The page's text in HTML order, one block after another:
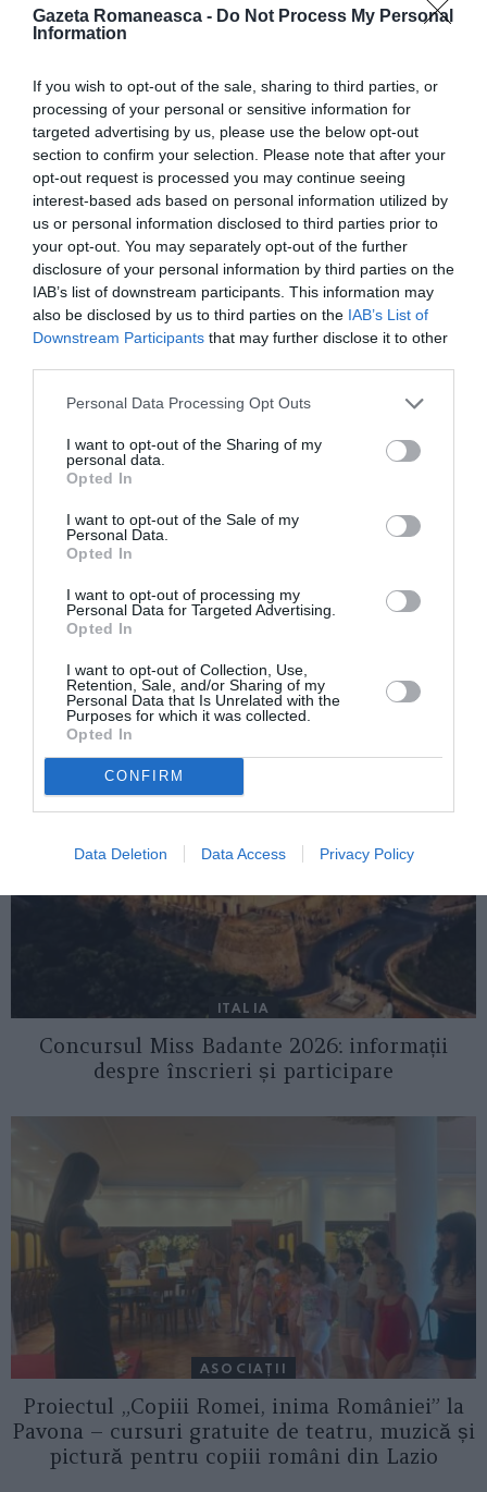
Gazeta Romaneasca - Do Not Process My Personal
Information
If you wish to opt-out of the sale, sharing to third parties, or
processing of your personal or sensitive information for
targeted advertising by us, please use the below opt-out
section to confirm your selection. Please note that after your
opt-out request is processed you may continue seeing
interest-based ads based on personal information utilized by
us or personal information disclosed to third parties prior to
your opt-out. You may separately opt-out of the further
disclosure of your personal information by third parties on the
IAB’s list of downstream participants. This information may
also be disclosed by us to third parties on the IAB’s List of
Downstream Participants that may further disclose it to other
Personal Data Processing Opt Outs
I want to opt-out of the Sharing of my
personal data.
Opted In
I want to opt-out of the Sale of my
Personal Data.
Opted In
I want to opt-out of processing my
Personal Data for Targeted Advertising.
Opted In
I want to opt-out of Collection, Use,
Retention, Sale, and/or Sharing of my
Personal Data that Is Unrelated with the
Purposes for which it was collected.
Opted In
CONFIRM
Data Deletion Data Access Privacy Policy
beneficia de creşterea de trafic semnificativă pe
Carvalho, corporate communications manager la
Wizz Air.
Wizz Air a luat o decizie similară şi în România,
mutând în urmă cu doi ani o serie de zboruri de pe
aeroportul Cluj Napoca pe cel din Târgu Mureş ca
urmare a introducerii unor taxe de aeroport noi.
Recent, Wizz Air a anunţat că operează zboruri către
Tel-Aviv (Israel), Dubai (Emiratele Arabe),Perugia
(Italia)şi Girona (Spania)de pe aeroportul „Henri
Coandă” Bucureşti.
Articolul anterior
”La Roma îmi lipsește mămăliga”
Următorul articol
Asociația SI.RO. din Catania, apel către
românii din Sicilia pentru a se înscrie la
vot
AȚI PUTEA DORI DE
ASEMENEA
ITALIA
Concursul Miss Badante 2026: informații
despre înscrieri și participare
ASOCIAŢII
Proiectul „Copiii Romei, inima României” la
Pavona – cursuri gratuite de teatru, muzică și
pictură pentru copiii români din Lazio